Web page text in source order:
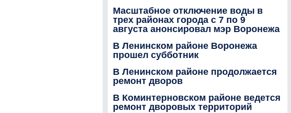
Масштабное отключение воды в
трех районах города с 7 по 9
августа анонсировал мэр Воронежа
В Ленинском районе Воронежа
прошел субботник
В Ленинском районе продолжается
ремонт дворов
В Коминтерновском районе ведется
ремонт дворовых территорий